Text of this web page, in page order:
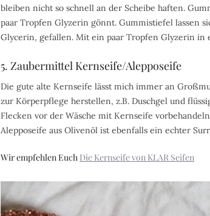
bleiben nicht so schnell an der Scheibe haften.
paar Tropfen Glyzerin gönnt. Gummistiefel lassen
Glycerin, gefallen. Mit ein paar Tropfen Glyzerin
5. Zaubermittel Kernseife/Alepposeife
Die gute alte Kernseife lässt mich immer an
zur Körperpflege herstellen, z.B. Duschgel und
Flecken vor der Wäsche mit Kernseife
Alepposeife aus Olivenöl ist ebenfalls ein echter
Wir empfehlen Euch Die Kernseife von KLAR Seifen